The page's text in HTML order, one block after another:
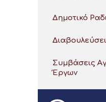
Δημοτικό
Συμβάσεις
Έργων